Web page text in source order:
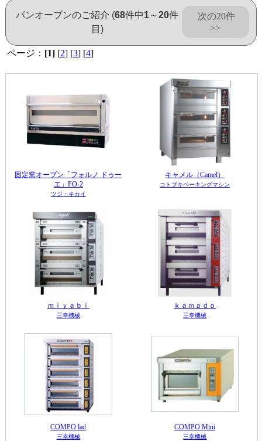
パンオーブンのご紹介 (68件中1～20件
目)
次の20件
>>
ページ： [1][2] [3] [4]
固定窯オーブン「フォルノ ドゥー
エ」FO-2
ツジ・キカイ
キャメル（Camel）
コトブキベーキングマシン
ｍｉｙａｂｉ
三幸機械
ｋａｍａｄｏ
三幸機械
COMPO lad
三幸機械
COMPO Mini
三幸機械